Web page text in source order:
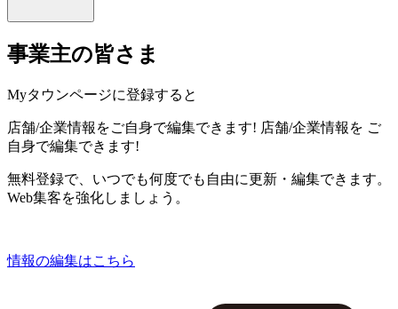
事業主の皆さま
Myタウンページに登録すると
店舗/企業情報をご自身で編集できます! 店舗/企業情報を ご
自身で編集できます!
無料登録で、いつでも何度でも自由に更新・編集できます。
Web集客を強化しましょう。
情報の編集はこちら